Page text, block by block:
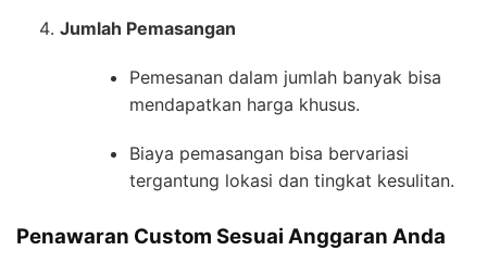
Jumlah Pemasangan
Pemesanan dalam jumlah banyak bisa
mendapatkan harga khusus.
Biaya pemasangan bisa bervariasi
tergantung lokasi dan tingkat kesulitan.
Penawaran Custom Sesuai Anggaran Anda